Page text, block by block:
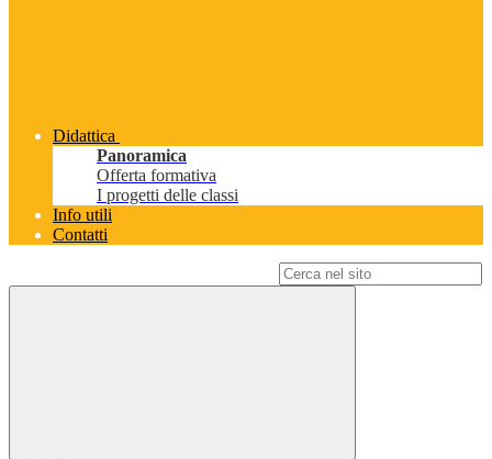
Didattica
Panoramica
Offerta formativa
I progetti delle classi
Info utili
Contatti